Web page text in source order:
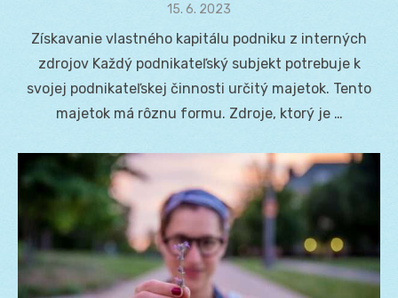
Posted
15. 6. 2023
Získavanie vlastného kapitálu podniku z interných
zdrojov Každý podnikateľský subjekt potrebuje k
svojej podnikateľskej činnosti určitý majetok. Tento
majetok má rôznu formu. Zdroje, ktorý je …